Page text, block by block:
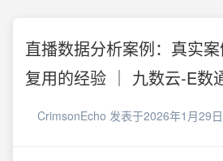
直播数据分析案例：真实
复用的经验 ｜ 九数云-E数
CrimsonEcho 发表于2026年1月29日